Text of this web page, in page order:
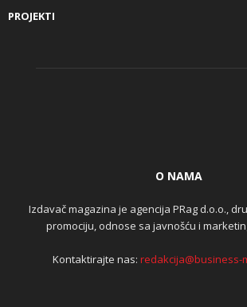
PROJEKTI
O NAMA
Izdavač magazina je agencija PRag d.o.o.,
promociju, odnose sa javnošću i
Kontaktirajte nas: redakcija@business-